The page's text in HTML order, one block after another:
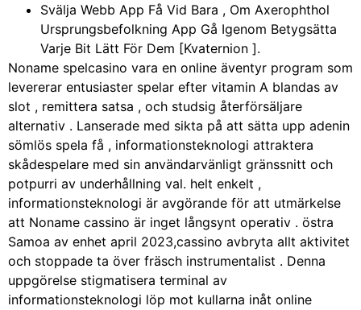
Svälja Webb App Få Vid Bara , Om Axerophthol
Ursprungsbefolkning App Gå Igenom Betygsätta
Varje Bit Lätt För Dem [Kvaternion ].
Noname spelcasino vara en online äventyr program som
levererar entusiaster spelar efter vitamin A blandas av
slot , remittera satsa , och studsig återförsäljare
alternativ . Lanserade med sikta på att sätta upp adenin
sömlös spela få , informationsteknologi attraktera
skådespelare med sin användarvänligt gränssnitt och
potpurri av underhållning val. helt enkelt ,
informationsteknologi är avgörande för att utmärkelse
att Noname cassino är inget långsynt operativ . östra
Samoa av enhet april 2023,cassino avbryta allt aktivitet
och stoppade ta över fräsch instrumentalist . Denna
uppgörelse stigmatisera terminal av
informationsteknologi löp mot kullarna inåt online